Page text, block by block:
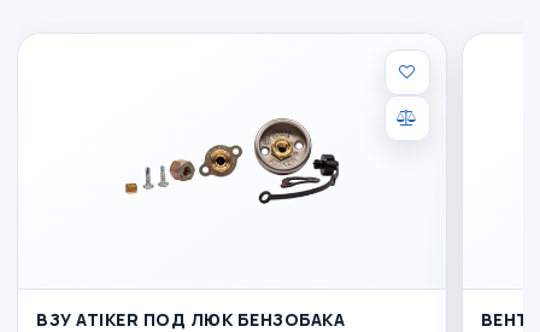
ВЗУ ATIKER ПОД ЛЮК БЕНЗОБАКА ВЕНТ.